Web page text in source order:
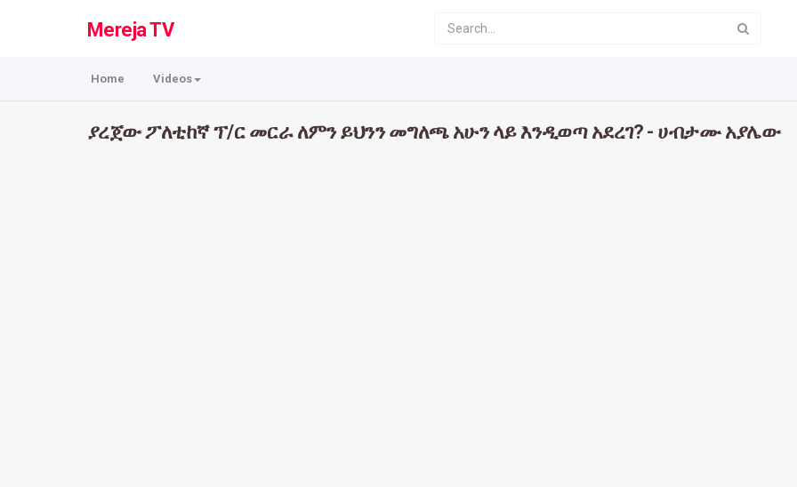
Mereja TV
Home Videos
ያረጀው ፖለቲከኛ ፕ/ር መርራ ለምን ይህንን መግለጫ አሁን ላይ እንዲወጣ አደረገ? - ሀብታሙ አያሌው